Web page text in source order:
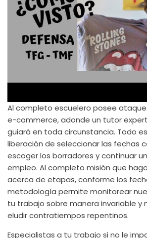
Al completo escuelero posee
e-commerce, adonde un tutor
guiará en toda circunstancia. Todo
liberación de seleccionar las fechas
escoger los borradores y continuar
empleo. Al completo misión que
acerca de etapas, conforme los
metodología permite monitorear
tu trabajo sobre manera invariable y
eludir contratiempos repentinos.
Especialistas a tu trabajo si no le